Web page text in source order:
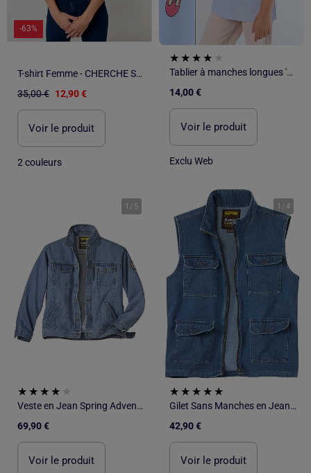
-63%
T-shirt Femme - CHERCHE SOSIE POUR TRAVAILLER A MA PLACE
35,00 € 12,90 €
Voir le produit
2 couleurs
Tablier à manches longues 'Bluey'
14,00 €
Voir le produit
Exclu Web
1 / 5
Veste en Jean Spring Adventure - ATLAS FOR MEN
69,90 €
Voir le produit
1 /4
Gilet Sans Manches en Jean - ATLAS FOR MEN
42,90 €
Voir le produit